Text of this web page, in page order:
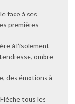
face à ses
premières
à l’isolement
ombre
des émotions à
tous les